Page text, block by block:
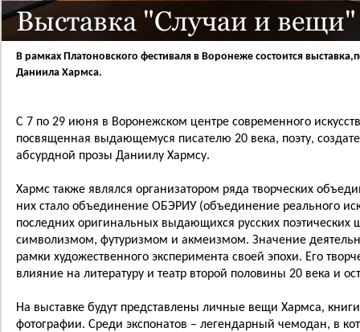
Выставка "Случаи и вещи"
В рамках Платоновского фестиваля в Воронеже состоится
Даниила Хармса.
С 7 по 29 июня в Воронежском центре современного
посвященная выдающемуся писателю 20 века, поэту,
абсурдной прозы Даниилу Хармсу.
Хармс также являлся организатором ряда творческих
них стало объединение ОБЭРИУ (объединение реального
последних оригинальных выдающихся русских поэтических
символизмом, футуризмом и акмеизмом. Значение
рамки художественного эксперимента своей эпохи. Его
влияние на литературу и театр второй половины 20 века и
На выставке будут представлены личные вещи Хармса,
фотографии. Среди экспонатов – легендарный чемодан, в